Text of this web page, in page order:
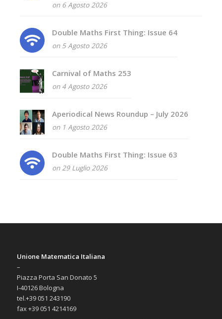
on 6 Agosto 2026
Double Maths First Thing: Issue 64
on 5 Agosto 2026
Carnival of Maths 253
on 4 Agosto 2026
Aperiodical News Roundup – July 2026
on 1 Agosto 2026
Double Maths First Thing: Issue 63
on 29 Luglio 2026
Unione Matematica Italiana
–
Piazza Porta San Donato 5
I-40126 Bologna
tel.+39 051 243190
fax +39 051 4214169